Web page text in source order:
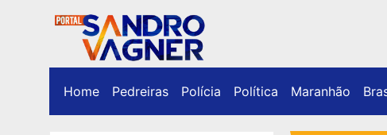
Home Pedreiras Polícia Política Maranhão